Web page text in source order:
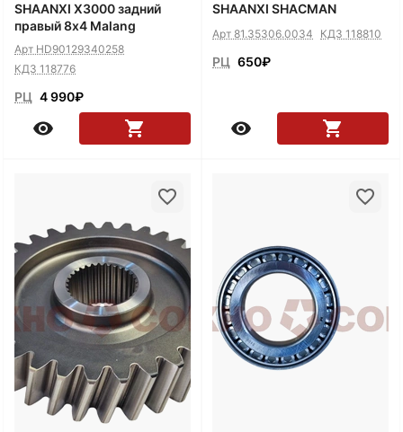
SHAANXI X3000 задний
правый 8x4 Malang
Арт HD90129340258
КДЗ 118776
РЦ 4 990₽
SHAANXI SHACMAN
Арт 81.35306.0034 КДЗ 118810
РЦ 650₽